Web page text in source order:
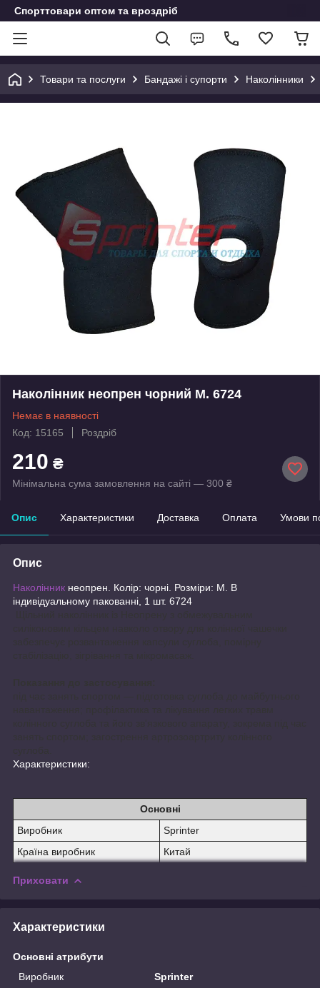
Спорттовари оптом та вроздріб
Товари та послуги Бандажі і супорти Наколінники
Наколінник неопрен чорний М. 6724
Немає в наявності
Код: 15165
Роздріб
210 ₴
Мінімальна сума замовлення на сайті — 300 ₴
Опис Характеристики Доставка Оплата Умови
Опис
Наколінник неопрен. Колір: чорні. Розміри: M. В
індивідуальному пакованні, 1 шт. 6724
Характеристики:
Основні
Виробник
Sprinter
Країна виробник
Китай
Приховати
Характеристики
Основні атрибути
Виробник
Sprinter